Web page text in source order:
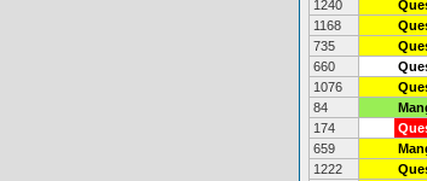
1240
1168
735
660
1076
84
174
659
1222